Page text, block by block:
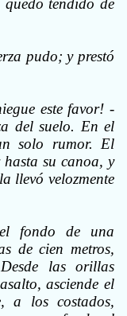
quedó tendido de
pudo; y prestó
este favor! -
del suelo. En el
solo rumor. El
su canoa, y
llevó velozmente
fondo de una
de cien metros,
las orillas
asciende el
a los costados,